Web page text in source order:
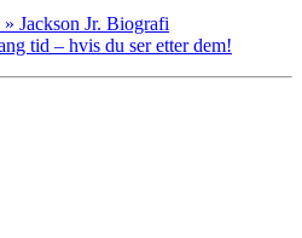
Jackson Jr. Biografi
tid – hvis du ser etter dem!